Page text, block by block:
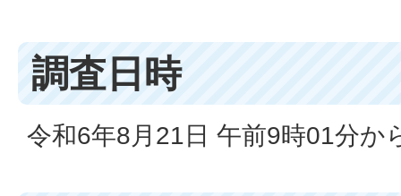
調査日時
令和6年8月21日 午前9時01分か